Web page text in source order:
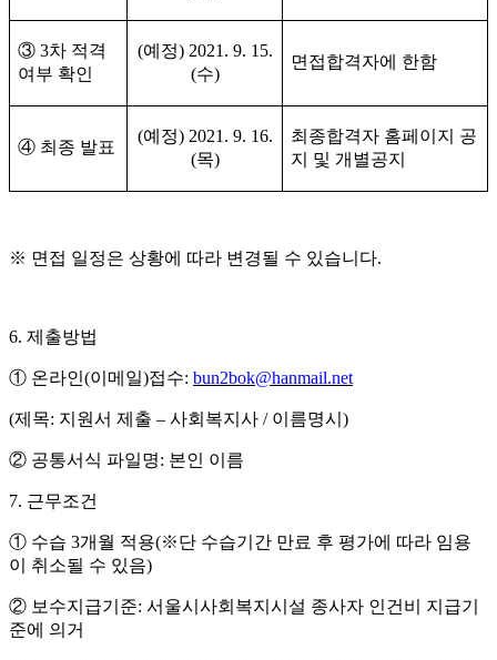
③ 3차 적격
여부 확인
(예정) 2021. 9. 15.
(수)
면접합격자에 한함
④ 최종 발표
(예정) 2021. 9. 16.
(목)
최종합격자 홈페이지 공
지 및 개별공지
※ 면접 일정은 상황에 따라 변경될 수 있습니다.
6. 제출방법
① 온라인(이메일)접수: bun2bok@hanmail.net
(제목: 지원서 제출 – 사회복지사 / 이름명시 )
② 공통서식 파일명: 본인 이름
7. 근무조건
① 수습 3개월 적용(※단 수습기간 만료 후 평가에 따라 임용
이 취소될 수 있음)
② 보수지급기준: 서울시사회복지시설 종사자 인건비 지급기
준에 의거